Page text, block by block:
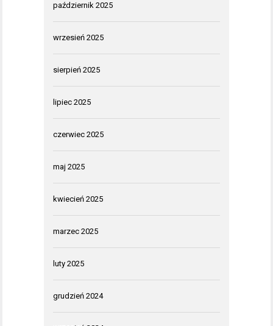
październik 2025
wrzesień 2025
sierpień 2025
lipiec 2025
czerwiec 2025
maj 2025
kwiecień 2025
marzec 2025
luty 2025
grudzień 2024